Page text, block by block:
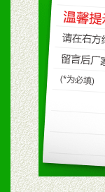
保产品
4、根
购支持
五、退
1、给